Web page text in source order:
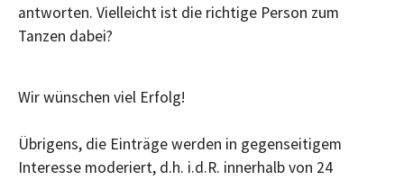
antworten. Vielleicht ist die richtige Person zum
Tanzen dabei?
Wir wünschen viel Erfolg!
Übrigens, die Einträge werden in gegenseitigem
Interesse moderiert, d.h. i.d.R. innerhalb von 24